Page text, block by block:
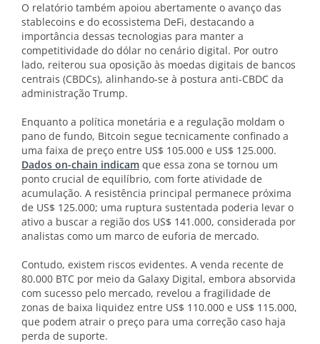
O relatório também apoiou abertamente o avanço das
stablecoins e do ecossistema DeFi, destacando a
importância dessas tecnologias para manter a
competitividade do dólar no cenário digital. Por outro
lado, reiterou sua oposição às moedas digitais de bancos
centrais (CBDCs), alinhando-se à postura anti-CBDC da
administração Trump.
Enquanto a política monetária e a regulação moldam o
pano de fundo, Bitcoin segue tecnicamente confinado a
uma faixa de preço entre US$ 105.000 e US$ 125.000.
Dados on-chain indicam que essa zona se tornou um
ponto crucial de equilíbrio, com forte atividade de
acumulação. A resistência principal permanece próxima
de US$ 125.000; uma ruptura sustentada poderia levar o
ativo a buscar a região dos US$ 141.000, considerada por
analistas como um marco de euforia de mercado.
Contudo, existem riscos evidentes. A venda recente de
80.000 BTC por meio da Galaxy Digital, embora absorvida
com sucesso pelo mercado, revelou a fragilidade de
zonas de baixa liquidez entre US$ 110.000 e US$ 115.000,
que podem atrair o preço para uma correção caso haja
perda de suporte.